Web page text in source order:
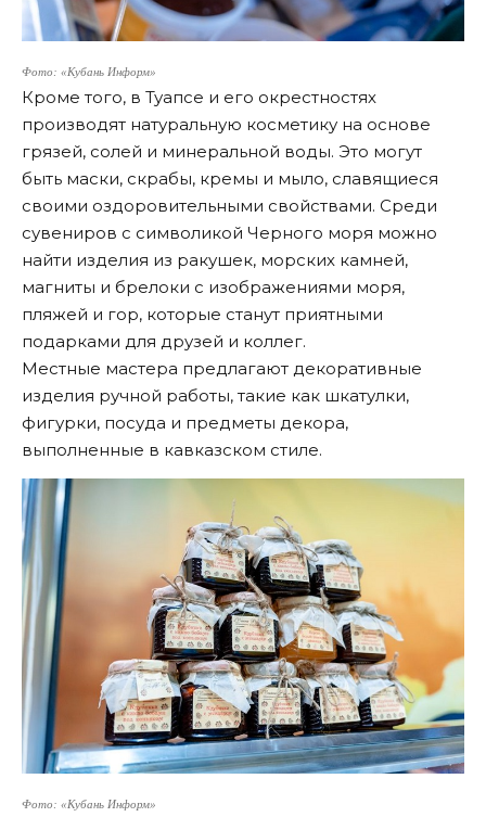
Фото: «Кубань Информ»
Кроме того, в Туапсе и его окрестностях
производят натуральную косметику на основе
грязей, солей и минеральной воды. Это могут
быть маски, скрабы, кремы и мыло, славящиеся
своими оздоровительными свойствами. Среди
сувениров с символикой Черного моря можно
найти изделия из ракушек, морских камней,
магниты и брелоки с изображениями моря,
пляжей и гор, которые станут приятными
подарками для друзей и коллег.
Местные мастера предлагают декоративные
изделия ручной работы, такие как шкатулки,
фигурки, посуда и предметы декора,
выполненные в кавказском стиле.
Фото: «Кубань Информ»